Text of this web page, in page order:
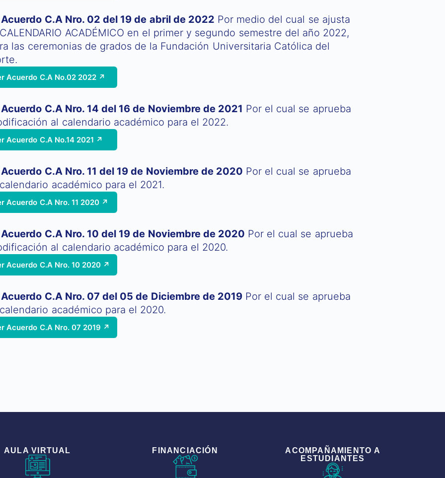
Acuerdo C.A Nro. 02 del 19 de abril de 2022 Por medio del cual se ajusta
ACADÉMICO en el primer y segundo semestre del año 2022,
las ceremonias de grados de la Fundación Universitaria Católica del
Acuerdo C.A No.02 2022 ↗
Acuerdo C.A Nro. 14 del 16 de Noviembre de 2021 Por el cual se aprueba
al calendario académico para el 2022.
Acuerdo C.A No.14 2021 ↗
Acuerdo C.A Nro. 11 del 19 de Noviembre de 2020 Por el cual se aprueba
académico para el 2021.
Acuerdo C.A Nro. 11 2020 ↗
Acuerdo C.A Nro. 10 del 19 de Noviembre de 2020 Por el cual se aprueba
al calendario académico para el 2020.
Acuerdo C.A Nro. 10 2020 ↗
Acuerdo C.A Nro. 07 del 05 de Diciembre de 2019Por el cual se aprueba
académico para el 2020.
Acuerdo C.A Nro. 07 2019 ↗
AULA VIRTUAL FINANCIACIÓN
ACOMPAÑAMIENTO A
ESTUDIANTES